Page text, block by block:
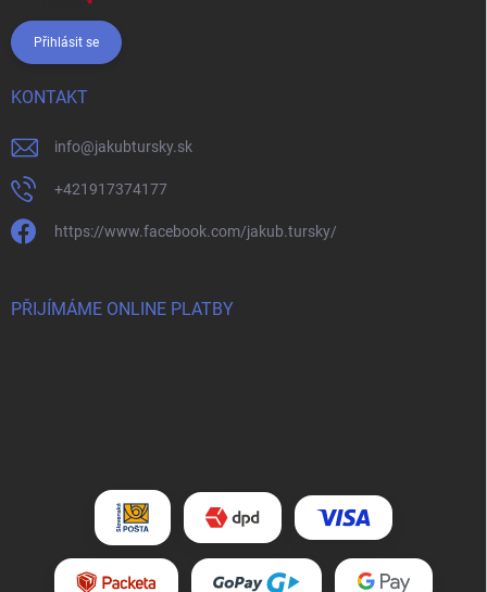
Přihlásit se
KONTAKT
info@jakubtursky.sk
+421917374177
https://www.facebook.com/jakub.tursky/
PŘIJÍMÁME ONLINE PLATBY